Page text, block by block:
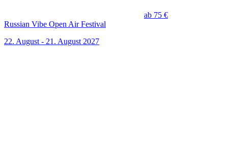
ab 75 €
Russian Vibe Open Air Festival
22. August - 21. August 2027